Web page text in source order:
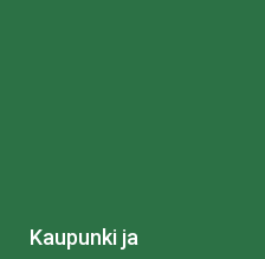
Kaupunki ja